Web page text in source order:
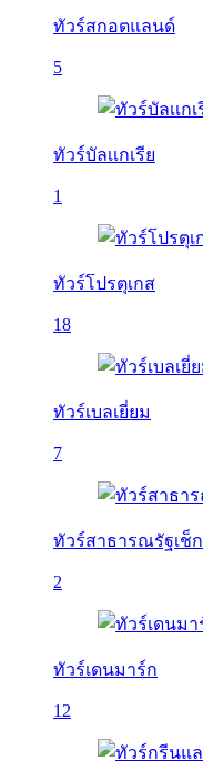
ทัวร์สกอตแลนด์
5
ทัวร์บัลเเกเรีย
1
ทัวร์โปรตุเกส
18
ทัวร์เบลเยี่ยม
7
ทัวร์สาธารณรัฐเช็ก
2
ทัวร์เดนมาร์ก
12